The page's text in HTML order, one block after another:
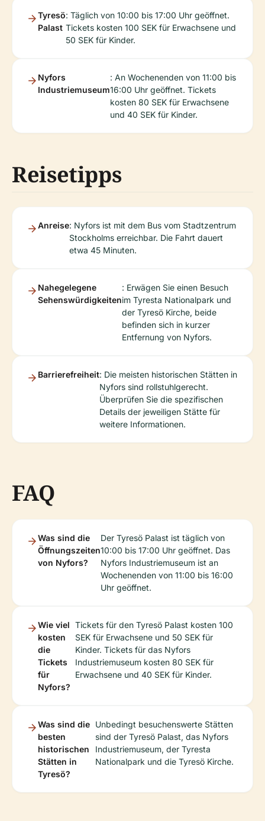
Tyresö
Palast
: Täglich von 10:00 bis 17:00 Uhr geöffnet.
Tickets kosten 100 SEK für Erwachsene und
50 SEK für Kinder.
Nyfors
Industriemuseum
: An Wochenenden von 11:00 bis
16:00 Uhr geöffnet. Tickets
kosten 80 SEK für Erwachsene
und 40 SEK für Kinder.
Reisetipps
Anreise: Nyfors ist mit dem Bus vom Stadtzentrum
Stockholms erreichbar. Die Fahrt dauert
etwa 45 Minuten.
Nahegelegene
Sehenswürdigkeiten
: Erwägen Sie einen Besuch
im Tyresta Nationalpark und
der Tyresö Kirche, beide
befinden sich in kurzer
Entfernung von Nyfors.
Barrierefreiheit: Die meisten historischen Stätten in
Nyfors sind rollstuhlgerecht.
Überprüfen Sie die spezifischen
Details der jeweiligen Stätte für
weitere Informationen.
FAQ
Was sind die
Öffnungszeiten
von Nyfors?
Der Tyresö Palast ist täglich von
10:00 bis 17:00 Uhr geöffnet. Das
Nyfors Industriemuseum ist an
Wochenenden von 11:00 bis 16:00
Uhr geöffnet.
Wie viel
kosten
die
Tickets
für
Nyfors?
Tickets für den Tyresö Palast kosten 100
SEK für Erwachsene und 50 SEK für
Kinder. Tickets für das Nyfors
Industriemuseum kosten 80 SEK für
Erwachsene und 40 SEK für Kinder.
Was sind die
besten
historischen
Stätten in
Tyresö?
Unbedingt besuchenswerte Stätten
sind der Tyresö Palast, das Nyfors
Industriemuseum, der Tyresta
Nationalpark und die Tyresö Kirche.